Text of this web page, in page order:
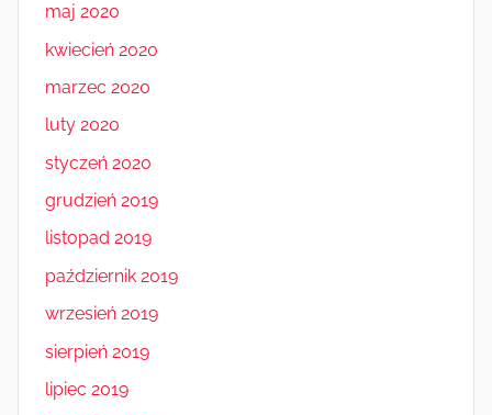
maj 2020
kwiecień 2020
marzec 2020
luty 2020
styczeń 2020
grudzień 2019
listopad 2019
październik 2019
wrzesień 2019
sierpień 2019
lipiec 2019